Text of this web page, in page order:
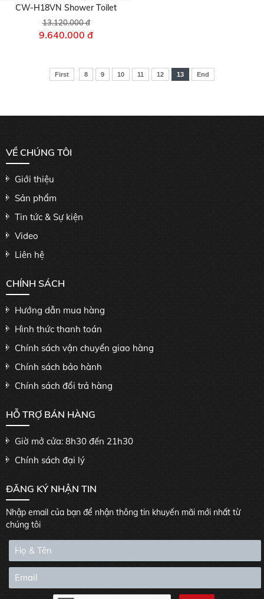
CW-H18VN Shower Toilet
13.120.000 đ
9.640.000 đ
First 8 9 10 11 12 13 End
VỀ CHÚNG TÔI
Giới thiệu
Sản phẩm
Tin tức & Sự kiện
Video
Liên hệ
CHÍNH SÁCH
Hướng dẫn mua hàng
Hình thức thanh toán
Chính sách vận chuyển giao hàng
Chính sách bảo hành
Chính sách đổi trả hàng
HỖ TRỢ BÁN HÀNG
Giờ mở cửa: 8h30 đến 21h30
Chính sách đại lý
ĐĂNG KÝ NHẬN TIN
Nhập email của bạn để nhận thông tin khuyến mãi mới nhất từ
chúng tôi